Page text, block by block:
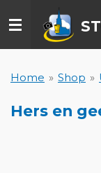
direct
hoofdinhoud
Home » Shop »
Hers en